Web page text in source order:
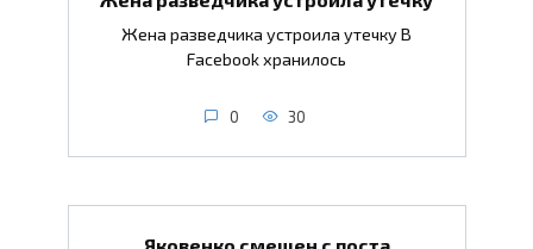
Жена разведчика устроила утечку В
Facebook хранилось
0 30
Яковенко смещен с поста